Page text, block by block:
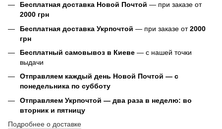
Бесплатная доставка Новой Почтой — при заказе от
2000 грн
Бесплатная доставка Укрпочтой — при заказе от2000
грн
Бесплатный самовывоз в Киеве — с нашей точки
выдачи
Отправляем каждый день Новой Почтой — с
понедельника по субботу
Отправляем Укрпочтой — два раза в неделю: во
вторник и пятницу
Подробнее о доставке